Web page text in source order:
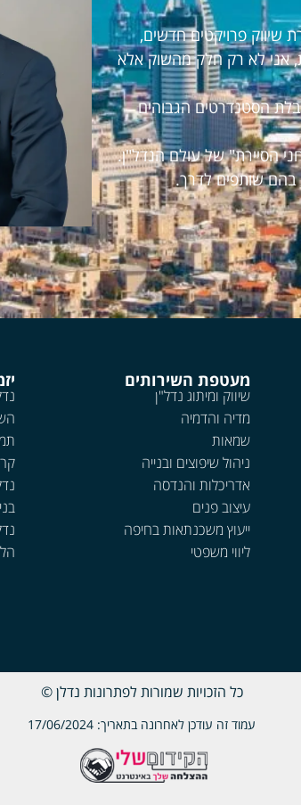
פרויקטים חדשים,
אני לא רק חלק מהשוק אלא
הסטנדרטים הגבוהים
הסיירת" של עולם הנדל"ן.
בהם שותפים לדרך.
מעטפת השירותים
שיווק ומיתוג נדל"ן
מדיה והדמיה
שמאות
ניהול שיפוצים ובנייה
אדריכלות והנדסה
עיצוב פנים
ייעוץ משכנתאות בחיפה
ליווי משפטי
כל הזכויות שמורות לפתרונות נדלן ©
עמוד זה עודכן לאחרונה בתאריך: 17/06/2024